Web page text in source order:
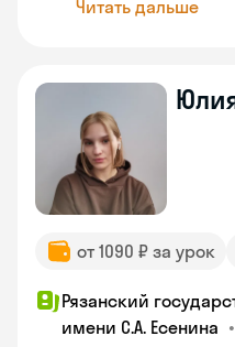
Читать дальше
от 1090 ₽ за урок
Рязанский
имени С.А. Есенина •